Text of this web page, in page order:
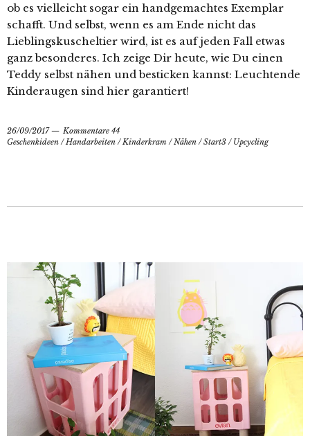
ob es vielleicht sogar ein handgemachtes Exemplar
schafft. Und selbst, wenn es am Ende nicht das
Lieblingskuscheltier wird, ist es auf jeden Fall etwas
ganz besonderes. Ich zeige Dir heute, wie Du einen
Teddy selbst nähen und besticken kannst: Leuchtende
Kinderaugen sind hier garantiert!
26/09/2017
Kommentare 44
Geschenkideen /Handarbeiten /Kinderkram /Nähen /Start3 / Upcycling